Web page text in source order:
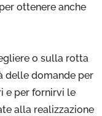
ottenere anche
o sulla rotta
delle domande per
e per fornirvi le
alla realizzazione